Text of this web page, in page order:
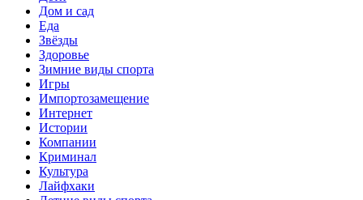
Дом и сад
Еда
Звёзды
Здоровье
Зимние виды спорта
Игры
Импортозамещение
Интернет
Истории
Компании
Криминал
Культура
Лайфхаки